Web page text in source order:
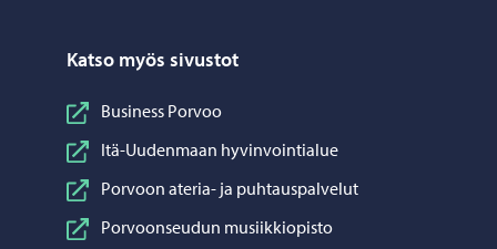
Katso myös sivustot
Business Porvoo
Itä-Uudenmaan hyvinvointialue
Porvoon ateria- ja puhtauspalvelut
Porvoonseudun musiikkiopisto